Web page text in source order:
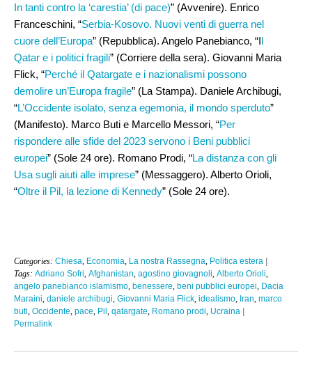
In tanti contro la ‘carestia’ (di pace)” (Avvenire). Enrico
Franceschini, “Serbia-Kosovo. Nuovi venti di guerra nel
cuore dell’Europa” (Repubblica). Angelo Panebianco, “Il
Qatar e i politici fragili” (Corriere della sera). Giovanni Maria
Flick, “Perché il Qatargate e i nazionalismi possono
demolire un’Europa fragile” (La Stampa). Daniele Archibugi,
“L’Occidente isolato, senza egemonia, il mondo sperduto”
(Manifesto). Marco Buti e Marcello Messori, “Per
rispondere alle sfide del 2023 servono i Beni pubblici
europei” (Sole 24 ore). Romano Prodi, “La distanza con gli
Usa sugli aiuti alle imprese” (Messaggero). Alberto Orioli,
“Oltre il Pil, la lezione di Kennedy” (Sole 24 ore).
Categories: Chiesa Economia La nostra Rassegna Politica estera |
Tags: Adriano Sofri Afghanistan agostino giovagnoli Alberto Orioli
angelo panebianco islamismo benessere beni pubblici europei Dacia
Maraini daniele archibugi Giovanni Maria Flick idealismo Iran marco
buti Occidente pace Pil qatargate Romano prodi Ucraina |
Permalink